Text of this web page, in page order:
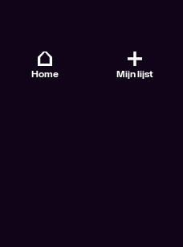
Home Mijn lijst